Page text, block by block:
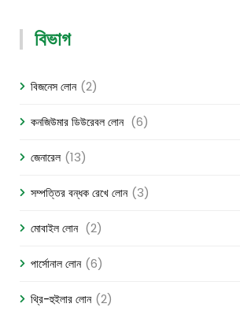
বিভাগ
বিজনেস লোন (2)
কনজিউমার ডিউরেবল লোন (6)
জেনারেল (13)
সম্পত্তির বন্ধক রেখে লোন (3)
মোবাইল লোন (2)
পার্সোনাল লোন (6)
থ্রি-হুইলার লোন (2)